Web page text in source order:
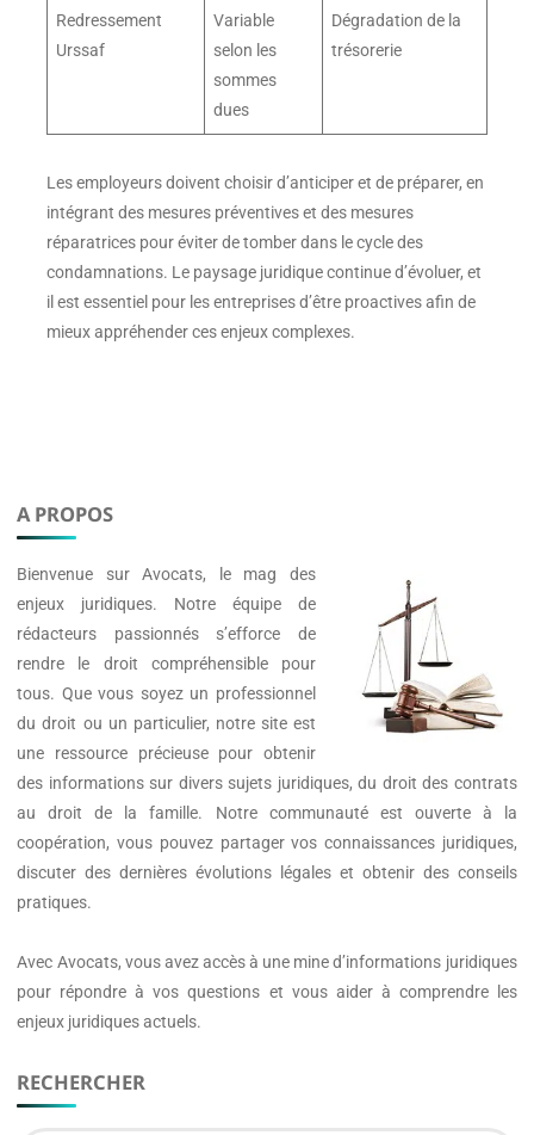
Redressement
Urssaf
Variable
selon les
sommes
dues
Dégradation de la
trésorerie
Les employeurs doivent choisir d’anticiper et de préparer, en
intégrant des mesures préventives et des mesures
réparatrices pour éviter de tomber dans le cycle des
condamnations. Le paysage juridique continue d’évoluer, et
il est essentiel pour les entreprises d’être proactives afin de
mieux appréhender ces enjeux complexes.
A PROPOS
Bienvenue surAvocats, le mag des
enjeux juridiques. Notre équipe de
rédacteurs passionnés s’efforce de
rendre le droit compréhensible pour
tous. Que vous soyez un professionnel
du droit ou un particulier, notre site est
une ressource précieuse pour obtenir
des informations sur divers sujets juridiques, du droit des contrats
au droit de la famille. Notre communauté est ouverte à la
coopération, vous pouvez partager vos connaissances juridiques,
discuter des dernières évolutions légales et obtenir des conseils
pratiques.
Avec Avocats, vous avez accès à une mine d’informations juridiques
pour répondre à vos questions et vous aider à comprendre les
enjeux juridiques actuels.
RECHERCHER